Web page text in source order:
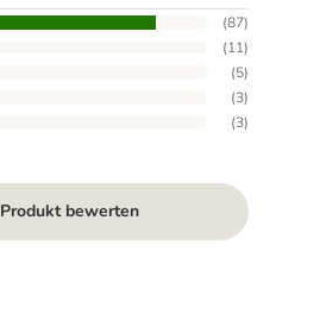
(87)
(11)
(5)
(3)
(3)
Produkt bewerten